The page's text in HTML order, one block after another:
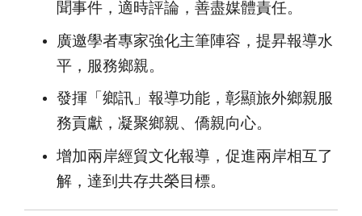
聞事件，適時評論，善盡媒體責任。
廣邀學者專家強化主筆陣容，提昇報導水
平，服務鄉親。
發揮「鄉訊」報導功能，彰顯旅外鄉親服
務貢獻，凝聚鄉親、僑親向心。
增加兩岸經貿文化報導，促進兩岸相互了
解，達到共存共榮目標。